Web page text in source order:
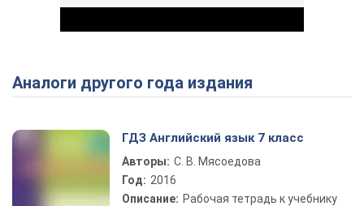
Play Video
Аналоги другого года издания
ГДЗ Английский язык 7 класс
Авторы: С. В. Мясоедова
Год: 2016
Описание: Рабочая тетрадь к учебнику